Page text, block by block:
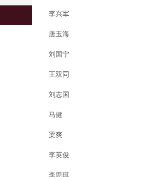
李兴军
唐玉海
刘国宁
王双同
刘志国
马健
梁爽
李英俊
李思琪